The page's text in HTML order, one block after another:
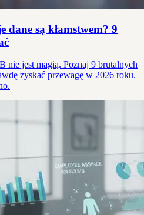
dane są kłamstwem? 9
nie jest magią. Poznaj 9 brutalnych
zyskać przewagę w 2026 roku.